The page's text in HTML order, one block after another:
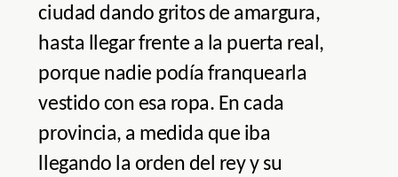
ciudad dando gritos de amargura,
hasta llegar frente a la puerta real,
porque nadie podía franquearla
vestido con esa ropa. En cada
provincia, a medida que iba
llegando la orden del rey y su